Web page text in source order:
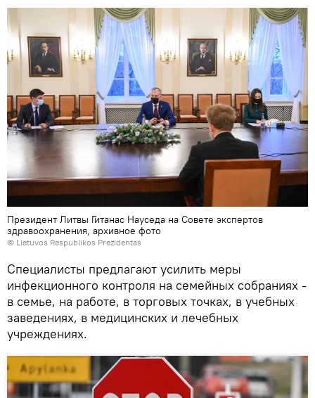
Президент Литвы Гитанас Науседа на Совете экспертов
здравоохранения, архивное фото
© Lietuvos Respublikos Prezidentas
Специалисты предлагают усилить меры
инфекционного контроля на семейных собраниях -
в семье, на работе, в торговых точках, в учебных
заведениях, в медицинских и лечебных
учреждениях.